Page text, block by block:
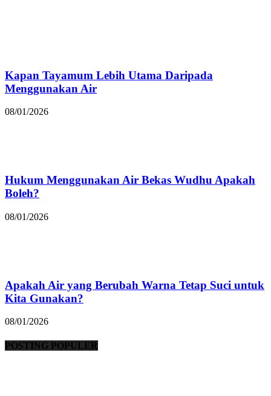
Kapan Tayamum Lebih Utama Daripada
Menggunakan Air
08/01/2026
Hukum Menggunakan Air Bekas Wudhu Apakah
Boleh?
08/01/2026
Apakah Air yang Berubah Warna Tetap Suci untuk
Kita Gunakan?
08/01/2026
POSTING POPULER